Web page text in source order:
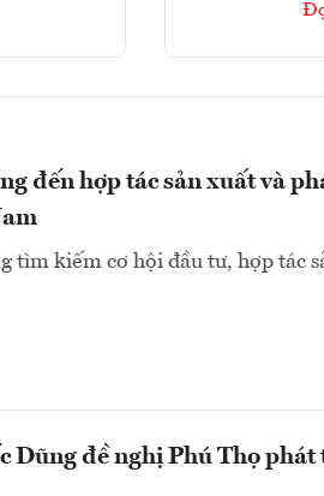
đến hợp tác sản xuất và
tìm kiếm cơ hội đầu tư, hợp tác
Dũng đề nghị Phú Thọ